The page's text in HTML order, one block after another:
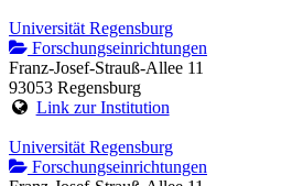
Universität Regensburg
Forschungseinrichtungen
Franz-Josef-Strauß-Allee 11
93053 Regensburg
Link zur Institution
Universität Regensburg
Forschungseinrichtungen